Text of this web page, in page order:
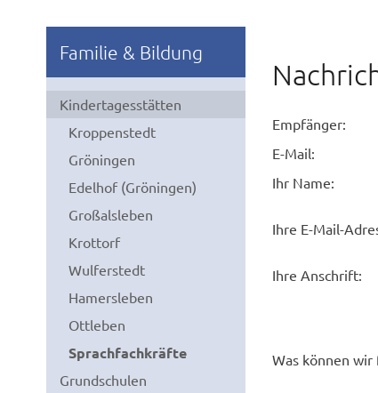
Familie & Bildung
Kindertagesstätten
Kroppenstedt
Gröningen
Edelhof (Gröningen)
Großalsleben
Krottorf
Wulferstedt
Hamersleben
Ottleben
Sprachfachkräfte
Grundschulen
Empfänger:
E-Mail:
Ihr Name:
Ihre E-Mail-
Ihre Anschrift:
Was können wir